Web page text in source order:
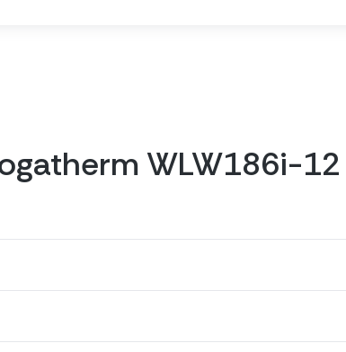
WLW186i-12